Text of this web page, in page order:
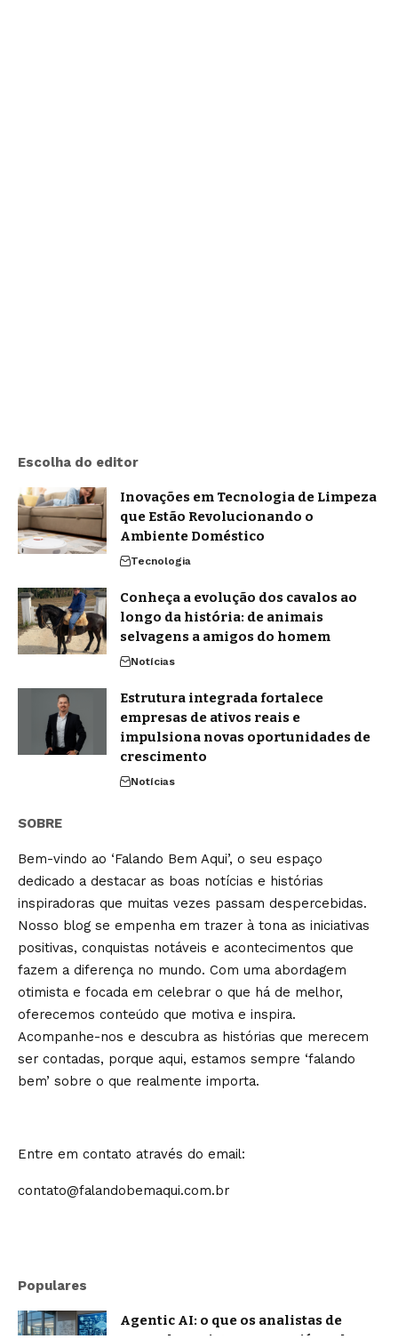
Escolha do editor
Inovações em Tecnologia de Limpeza
que Estão Revolucionando o
Ambiente Doméstico
Tecnologia
Conheça a evolução dos cavalos ao
longo da história: de animais
selvagens a amigos do homem
Notícias
Estrutura integrada fortalece
empresas de ativos reais e
impulsiona novas oportunidades de
crescimento
Notícias
SOBRE
Bem-vindo ao ‘Falando Bem Aqui’, o seu espaço
dedicado a destacar as boas notícias e histórias
inspiradoras que muitas vezes passam despercebidas.
Nosso blog se empenha em trazer à tona as iniciativas
positivas, conquistas notáveis e acontecimentos que
fazem a diferença no mundo. Com uma abordagem
otimista e focada em celebrar o que há de melhor,
oferecemos conteúdo que motiva e inspira.
Acompanhe-nos e descubra as histórias que merecem
ser contadas, porque aqui, estamos sempre ‘falando
bem’ sobre o que realmente importa.
Entre em contato através do email:
contato@falandobemaqui.com.br
Populares
Agentic AI: o que os analistas de